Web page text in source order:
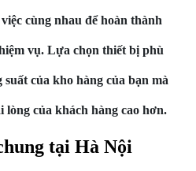
cùng nhau để hoàn thành
vụ. Lựa chọn thiết bị phù
của kho hàng của bạn mà
lòng của khách hàng cao hơn.
tại Hà Nội